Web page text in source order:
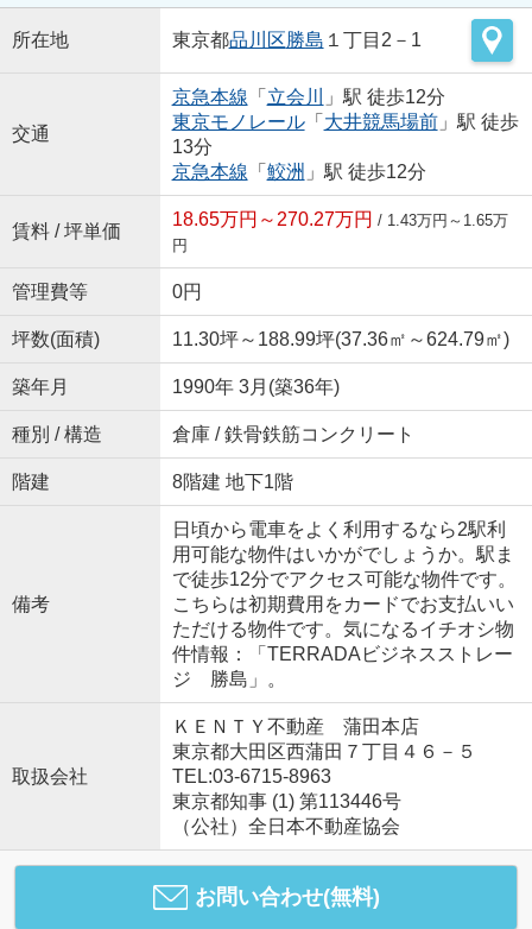
所在地 東京都品川区勝島 １丁目2－1
交通
京急本線 「 立会川
」駅 徒歩12分
東京モノレール「 大井競馬場前」駅 徒歩
13分
京急本線 「 鮫洲 」駅 徒歩12分
賃料 / 坪単価
18.65万円～270.27万円 / 1.43万円～1.65万
円
管理費等 0円
坪数(面積) 11.30坪～188.99坪(37.36㎡～624.79㎡)
築年月 1990年 3月(築36年)
種別 / 構造 倉庫 / 鉄骨鉄筋コンクリート
階建 8階建 地下1階
備考
日頃から電車をよく利用するなら2駅利
用可能な物件はいかがでしょうか。駅ま
で徒歩12分でアクセス可能な物件です。
こちらは初期費用をカードでお支払いい
ただける物件です。気になるイチオシ物
件情報：「TERRADAビジネスストレー
ジ 勝島」。
取扱会社
ＫＥＮＴＹ不動産 蒲田本店
東京都大田区西蒲田７丁目４６－５
TEL:03-6715-8963
東京都知事 (1) 第113446号
（公社）全日本不動産協会
お問い合わせ(無料)